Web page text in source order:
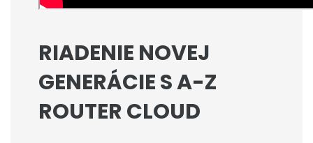
RIADENIE NOVEJ
GENERÁCIE S A-Z
ROUTER CLOUD